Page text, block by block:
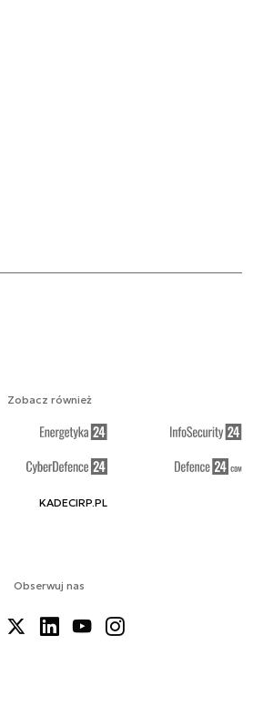
Obserwuj nas
Zobacz również
KADECIRP.PL